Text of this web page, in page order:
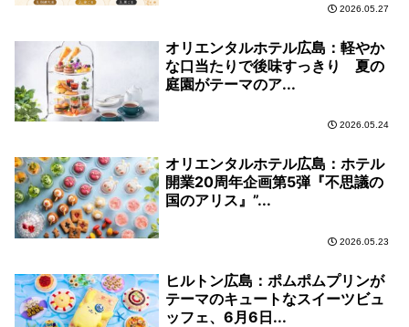
2026.05.27
オリエンタルホテル広島：軽やか
な口当たりで後味すっきり 夏の
庭園がテーマのア...
2026.05.24
オリエンタルホテル広島：ホテル
開業20周年企画第5弾『不思議の
国のアリス』”...
2026.05.23
ヒルトン広島：ポムポムプリンが
テーマのキュートなスイーツビュ
ッフェ、6月6日...